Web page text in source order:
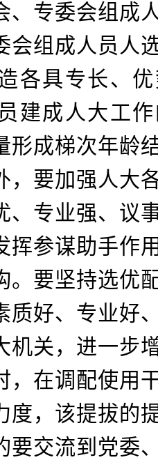
、专委会组成
会组成人员人
各具专长、
建成人大工
形成梯次年龄
，要加强人大
、专业强、议
挥参谋助手作
。要坚持选优
质好、专业好
机关，进一步
，在调配使用
度，该提拔的
要交流到党委